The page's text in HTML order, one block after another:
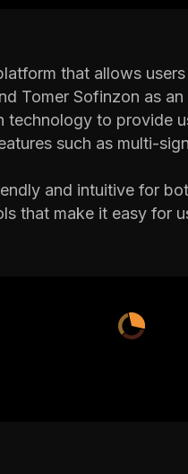
that allows
Tomer Sofinzon as
technology to provide
such as multi-
and intuitive for
that make it easy for
platform also has
Pillar hopes to